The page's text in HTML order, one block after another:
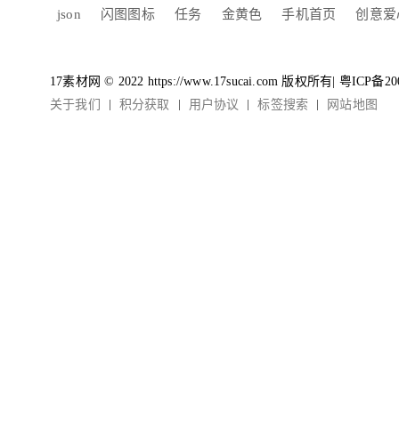
json 闪图图标 任务 金黄色 手机首页 创意
17素材网 © 2022 https://www.17sucai.com 版权所有| 粤ICP备
关于我们
积分获取 用户协议 标签搜索 网站地图